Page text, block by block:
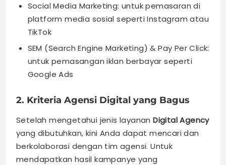
Social Media Marketing: untuk pemasaran di
platform media sosial seperti Instagram atau
TikTok
SEM (Search Engine Marketing) & Pay Per Click:
untuk pemasangan iklan berbayar seperti
Google Ads
2. Kriteria Agensi Digital yang Bagus
Setelah mengetahui jenis layananDigital Agency
yang dibutuhkan, kini Anda dapat mencari dan
berkolaborasi dengan tim agensi. Untuk
mendapatkan hasil kampanye yang